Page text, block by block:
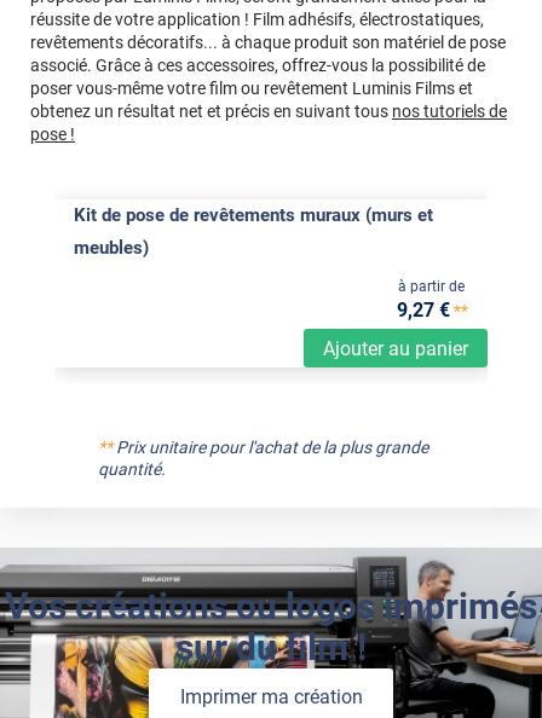
réussite de votre application ! Film adhésifs, électrostatiques,
revêtements décoratifs... à chaque produit son matériel de pose
associé. Grâce à ces accessoires, offrez-vous la possibilité de
poser vous-même votre film ou revêtement Luminis Films et
obtenez un résultat net et précis en suivant tous nos tutoriels de
pose !
Kit de pose de revêtements muraux (murs et
meubles)
Ajouter au panier
à partir de
9,27 €**
**Prix unitaire pour l'achat de la plus grande
quantité.
Vos créations ou logos imprimés
sur du film !
Imprimer ma création